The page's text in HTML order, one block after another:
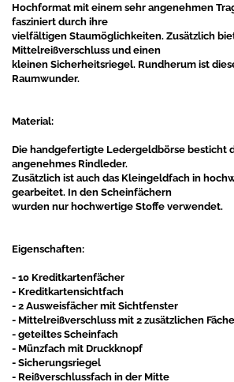
Hochformat mit einem sehr angenehmen
fasziniert durch ihre
vielfältigen Staumöglichkeiten. Zusätzlich
Mittelreißverschluss und einen
kleinen Sicherheitsriegel. Rundherum ist
Raumwunder.
Material:
Die handgefertigte Ledergeldbörse besticht
angenehmes Rindleder.
Zusätzlich ist auch das Kleingeldfach in
gearbeitet. In den Scheinfächern
wurden nur hochwertige Stoffe verwendet.
Eigenschaften:
- 10 Kreditkartenfächer
- Kreditkartensichtfach
- 2 Ausweisfächer mit Sichtfenster
- Mittelreißverschluss mit 2 zusätzlichen
- geteiltes Scheinfach
- Münzfach mit Druckknopf
- Sicherungsriegel
- Reißverschlussfach in der Mitte